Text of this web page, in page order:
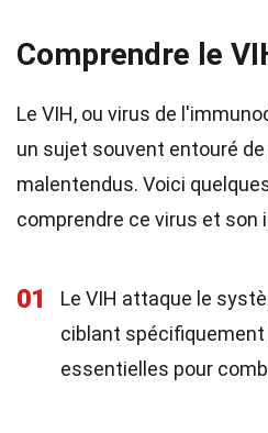
Comprendre le
Le VIH, ou virus de
un sujet souvent entouré
malentendus. Voici
comprendre ce virus et son
01
Le VIH attaque le
ciblant spécifiquement
essentielles pour